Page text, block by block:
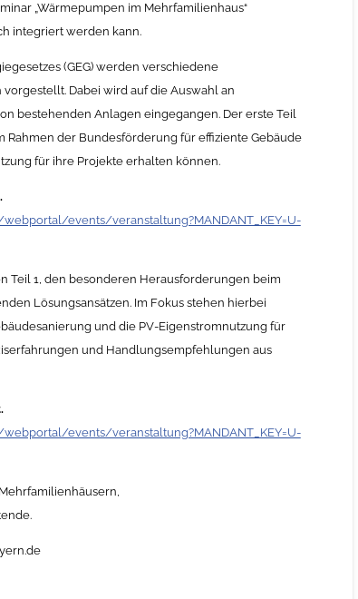
„Wärmepumpen im Mehrfamilienhaus“
integriert werden kann.
(GEG) werden verschiedene
Dabei wird auf die Auswahl an
bestehenden Anlagen eingegangen. Der erste Teil
der Bundesförderung für effiziente Gebäude
für ihre Projekte erhalten können.
events/veranstaltung?MANDANT_KEY=U-
Teil 1, den besonderen Herausforderungen beim
Lösungsansätzen. Im Fokus stehen hierbei
und die PV-Eigenstromnutzung für
und Handlungsempfehlungen aus
events/veranstaltung?MANDANT_KEY=U-